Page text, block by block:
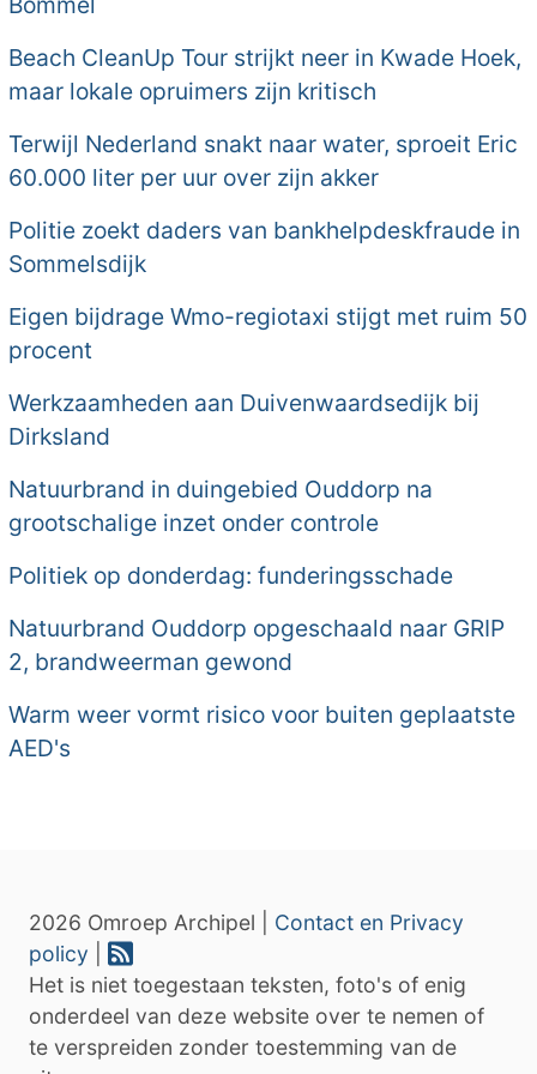
Beach CleanUp Tour strijkt neer in Kwade Hoek,
maar lokale opruimers zijn kritisch
Terwijl Nederland snakt naar water, sproeit Eric
60.000 liter per uur over zijn akker
Politie zoekt daders van bankhelpdeskfraude in
Sommelsdijk
Eigen bijdrage Wmo-regiotaxi stijgt met ruim 50
procent
Werkzaamheden aan Duivenwaardsedijk bij
Dirksland
Natuurbrand in duingebied Ouddorp na
grootschalige inzet onder controle
Politiek op donderdag: funderingsschade
Natuurbrand Ouddorp opgeschaald naar GRIP
2, brandweerman gewond
Warm weer vormt risico voor buiten geplaatste
AED's
2026 Omroep Archipel | Contact en Privacy
policy
Het is niet toegestaan teksten, foto's of enig
onderdeel van deze website over te nemen of
te verspreiden zonder toestemming van de